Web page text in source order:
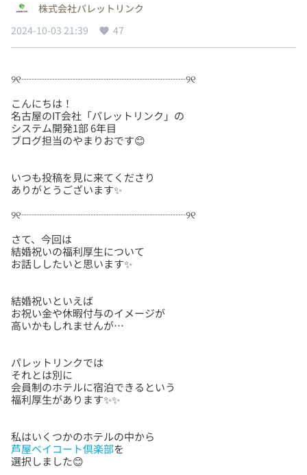
株式会社パレットリンク
2024-10-03 21:39
47
こんにちは！
名古屋のIT会社「パレットリンク」の
システム開発1部 6年目
いつも投稿を見に来てくださり
さて、今回は
結婚祝いの福利厚生について
結婚祝いといえば
お祝い金や休暇付与のイメージが
パレットリンクでは
それとは別に
会員制のホテルに宿泊できるという
芦屋ベイコート倶楽部を